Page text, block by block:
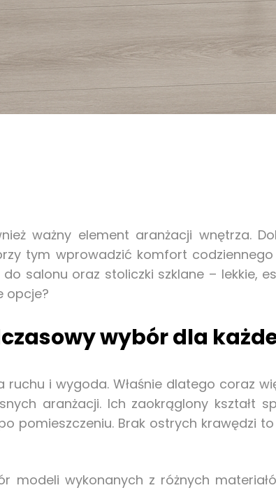
ważny element aranżacji wnętrza.
tym wprowadzić komfort codziennego
salonu oraz stoliczki szklane – lekkie,
opcje?
wybór dla
i wygoda. Właśnie dlatego coraz
aranżacji. Ich zaokrąglony kształt
pomieszczeniu. Brak ostrych krawędzi
modeli wykonanych z różnych